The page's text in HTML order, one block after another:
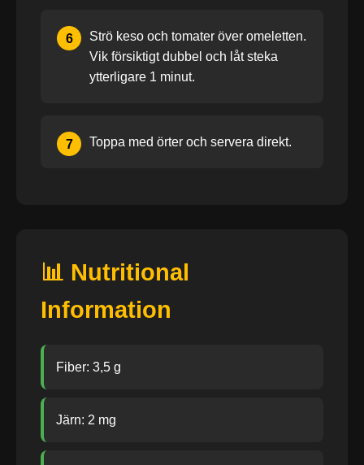
6
Strö keso och tomater över omeletten.
Vik försiktigt dubbel och låt steka
ytterligare 1 minut.
7 Toppa med örter och servera direkt.
📊 Nutritional
Information
Fiber: 3,5 g
Järn: 2 mg